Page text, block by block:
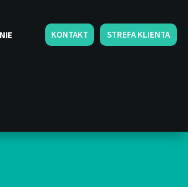
KONTAKT STREFA KLIENTA